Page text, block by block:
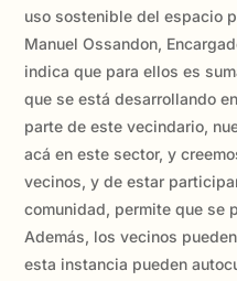
uso sostenible del espacio
Manuel Ossandon,
indica que para ellos es
que se está desarrollando
parte de este vecindario,
acá en este sector, y
vecinos, y de estar
comunidad, permite que se
Además, los vecinos
esta instancia pueden